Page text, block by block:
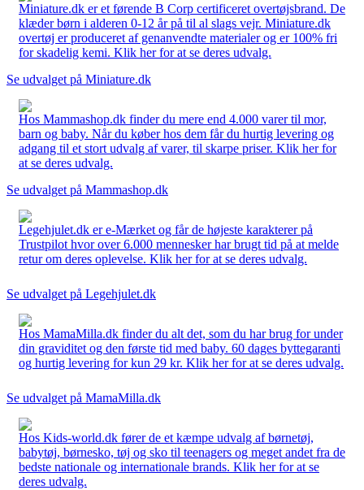
Miniature.dk er et førende B Corp certificeret overtøjsbrand. De
klæder børn i alderen 0-12 år på til al slags vejr. Miniature.dk
overtøj er produceret af genanvendte materialer og er 100% fri
for skadelig kemi. Klik her for at se deres udvalg.
Se udvalget på Miniature.dk
Hos Mammashop.dk finder du mere end 4.000 varer til mor,
barn og baby. Når du køber hos dem får du hurtig levering og
adgang til et stort udvalg af varer, til skarpe priser. Klik her for
at se deres udvalg.
Se udvalget på Mammashop.dk
Legehjulet.dk er e-Mærket og får de højeste karakterer på
Trustpilot hvor over 6.000 mennesker har brugt tid på at melde
retur om deres oplevelse. Klik her for at se deres udvalg.
Se udvalget på Legehjulet.dk
Hos MamaMilla.dk finder du alt det, som du har brug for under
din graviditet og den første tid med baby. 60 dages byttegaranti
og hurtig levering for kun 29 kr. Klik her for at se deres udvalg.
Se udvalget på MamaMilla.dk
Hos Kids-world.dk fører de et kæmpe udvalg af børnetøj,
babytøj, børnesko, tøj og sko til teenagers og meget andet fra de
bedste nationale og internationale brands. Klik her for at se
deres udvalg.